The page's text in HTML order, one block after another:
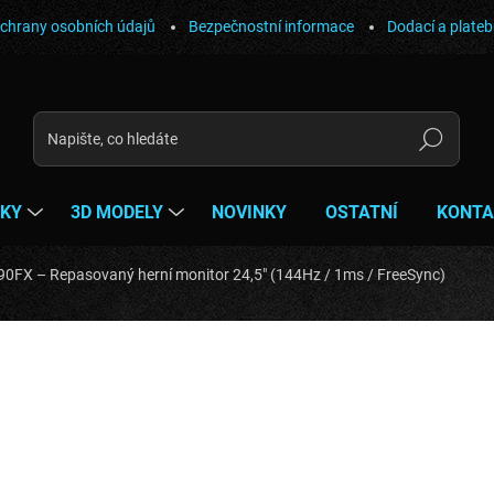
osobních údajů Bezpečnostní informace Dodací a
Hledat
3D MODELY NOVINKY OSTATNÍ
– Repasovaný herní monitor 24,5" (144Hz / 1ms / FreeSync)